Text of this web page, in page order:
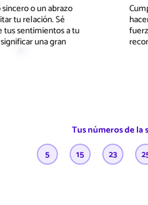
o un abrazo
tu relación. Sé
sentimientos a tu
una gran
Tus números de la
5
15 23